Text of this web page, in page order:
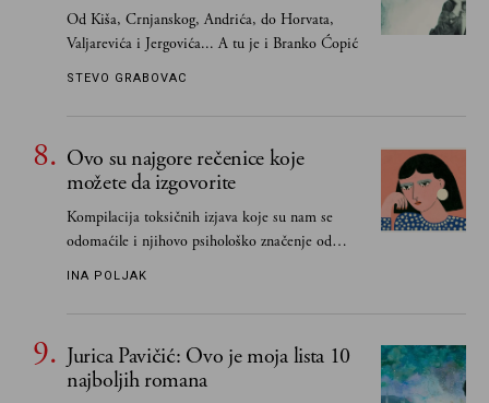
Od Kiša, Crnjanskog, Andrića, do Horvata,
Valjarevića i Jergovića... A tu je i Branko Ćopić
STEVO GRABOVAC
Ovo su najgore rečenice koje
možete da izgovorite
Kompilacija toksičnih izjava koje su nam se
odomaćile i njihovo psihološko značenje od
INA POLJAK
Jurica Pavičić: Ovo je moja lista 10
najboljih romana